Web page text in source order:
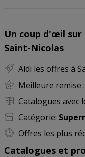
Un coup d'œil sur
Saint-Nicolas
Aldi les offres à
Meilleure remise :
Catalogues avec
Catégorie:
Offres les plus
Catalogues et